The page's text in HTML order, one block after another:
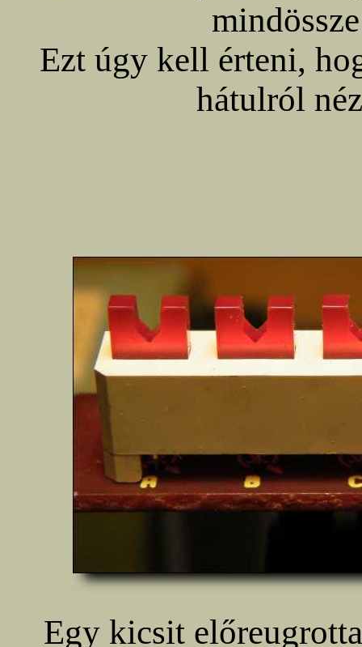
Ezt úgy kell érteni,
hátulról
Egy kicsit